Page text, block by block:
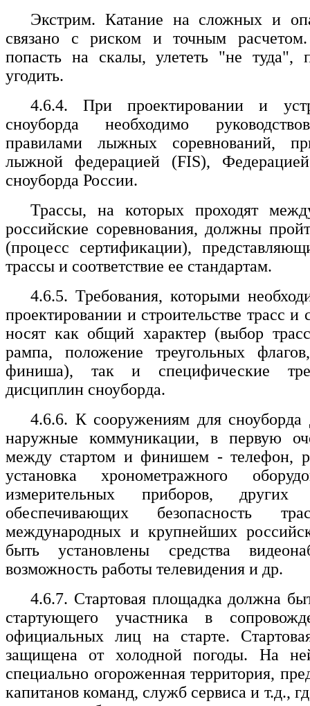
Экстрим. Катание на сложных и
связано с риском и точным
попасть на скалы, улететь "не туда",
угодить.
4.6.4. При проектировании и
сноуборда необходимо
правилами лыжных соревнований,
лыжной федерацией (FIS),
сноуборда России.
Трассы, на которых проходят
российские соревнования, должны
(процесс сертификации),
трассы и соответствие ее стандартам.
4.6.5. Требования, которыми
проектировании и строительстве трасс
носят как общий характер (выбор
рампа, положение треугольных
финиша), так и специфические
дисциплин сноуборда.
4.6.6. К сооружениям для
наружные коммуникации, в первую
между стартом и финишем - телефон,
установка хронометражного
измерительных приборов, других
обеспечивающих безопасность
международных и крупнейших
быть установлены средства
возможность работы телевидения и др.
4.6.7. Стартовая площадка должна
стартующего участника в
официальных лиц на старте.
защищена от холодной погоды. На
специально огороженная территория,
капитанов команд, служб сервиса и т.д.,